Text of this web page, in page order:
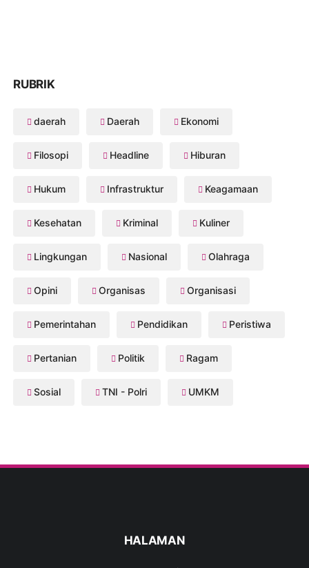
RUBRIK
daerah Daerah Ekonomi
Filosopi Headline Hiburan
Hukum Infrastruktur Keagamaan
Kesehatan Kriminal Kuliner
Lingkungan Nasional Olahraga
Opini Organisas Organisasi
Pemerintahan Pendidikan Peristiwa
Pertanian Politik Ragam
Sosial TNI - Polri UMKM
HALAMAN